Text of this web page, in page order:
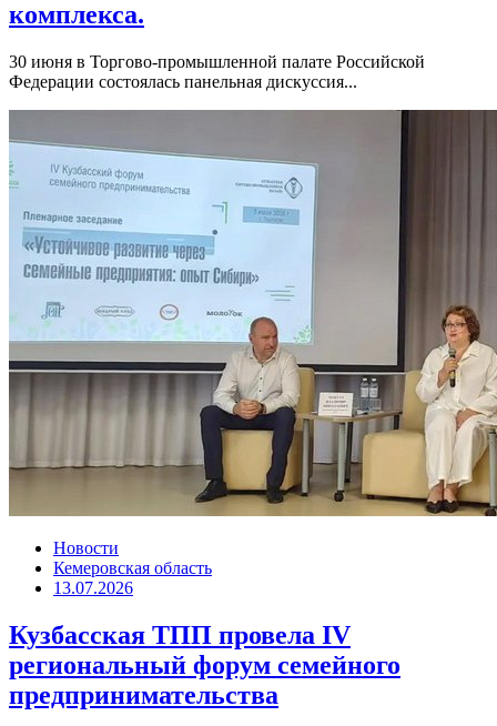
комплекса.
30 июня в Торгово-промышленной палате Российской
Федерации состоялась панельная дискуссия...
Новости
Кемеровская область
13.07.2026
Кузбасская ТПП провела IV
региональный форум семейного
предпринимательства